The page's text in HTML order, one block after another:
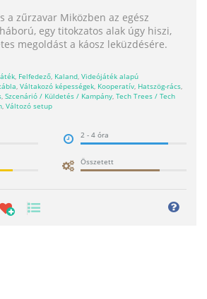
a zűrzavar Miközben az egész
egy titokzatos alak úgy hiszi,
megoldást a káosz leküzdésére.
, Felfedező, Kaland, Videójáték alapú
, Váltakozó képességek, Kooperatív, Hatszög-rács,
, Szcenárió / Küldetés / Kampány, Tech Trees / Tech
, Változó setup
2 - 4 óra
Összetett